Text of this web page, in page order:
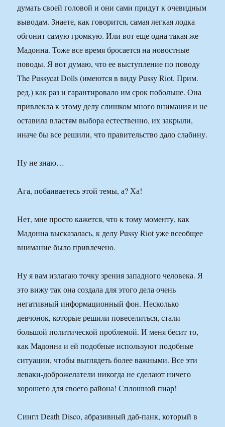
думать своей головой и они сами придут к очевидным
выводам. Знаете, как говорится, самая легкая лодка
обгонит самую громкую. Или вот еще одна такая же
Мадонна. Тоже все время бросается на новостные
поводы. Я вот думаю, что ее выступление по поводу
The Pussycat Dolls (имеются в виду Pussy Riot. Прим.
ред.) как раз и гарантировало им срок побольше. Она
привлекла к этому делу слишком много внимания и не
оставила властям выбора естественно, их закрыли,
иначе бы все решили, что правительство дало слабину.
Ну не знаю…
Ага, побаиваетесь этой темы, а? Ха!
Нет, мне просто кажется, что к тому моменту, как
Мадонна высказалась, к делу Pussy Riot уже всеобщее
внимание было привлечено.
Ну я вам излагаю точку зрения западного человека. Я
это вижу так она создала для этого дела очень
негативный информационный фон. Несколько
девчонок, которые решили повеселиться, стали
большой политической проблемой. И меня бесит то,
как Мадонна и ей подобные используют подобные
ситуации, чтобы выглядеть более важными. Все эти
леваки-доброжелатели никогда не сделают ничего
хорошего для своего района! Сплошной пиар!
Сингл Death Disco, абразивный даб-панк, который в